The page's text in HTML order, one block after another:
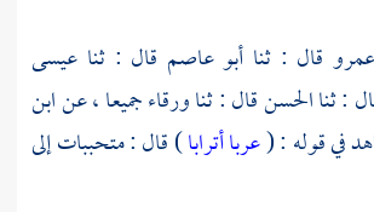
قال : ثنا أبو عاصم قال : ثنا عيسى
: ثناالحسنقال : ثناورقاءجميعا ، عنابن
في قوله : (عربا أترابا) قال : متحببات إلى